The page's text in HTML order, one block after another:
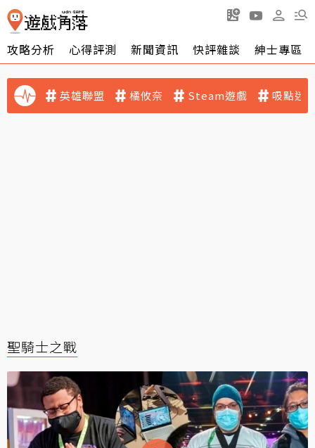
攻略分析 心得評測 新聞資訊 快評雜談 紳士專區
英雄聯盟 橘攸奈 Steam遊戲 吸點迷
聖騎士之戰